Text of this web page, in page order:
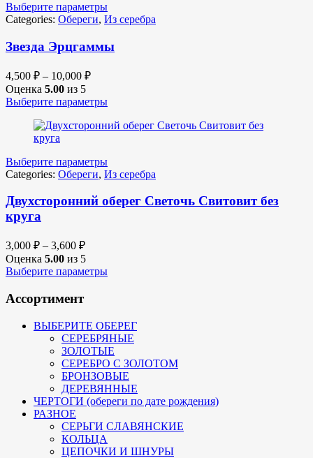
Выберите параметры
Categories: Обереги, Из серебра
Звезда Эрцгаммы
4,500 ₽ – 10,000 ₽
Оценка 5.00 из 5
Выберите параметры
Выберите параметры
Categories: Обереги, Из серебра
Двухсторонний оберег Светочь Свитовит без
круга
3,000 ₽ – 3,600 ₽
Оценка 5.00 из 5
Выберите параметры
Ассортимент
ВЫБЕРИТЕ ОБЕРЕГ
СЕРЕБРЯНЫЕ
ЗОЛОТЫЕ
СЕРЕБРО С ЗОЛОТОМ
БРОНЗОВЫЕ
ДЕРЕВЯННЫЕ
ЧЕРТОГИ (обереги по дате рождения)
РАЗНОЕ
СЕРЬГИ СЛАВЯНСКИЕ
КОЛЬЦА
ЦЕПОЧКИ И ШНУРЫ